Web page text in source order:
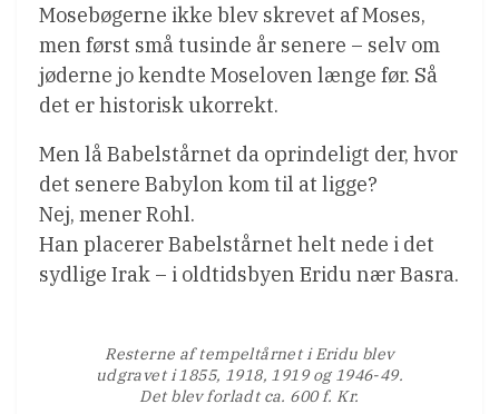
Mosebøgerne ikke blev skrevet af Moses,
men først små tusinde år senere – selv om
jøderne jo kendte Moseloven længe før. Så
det er historisk ukorrekt.
Men lå Babelstårnet da oprindeligt der, hvor
det senere Babylon kom til at ligge?
Nej, mener Rohl.
Han placerer Babelstårnet helt nede i det
sydlige Irak – i oldtidsbyen Eridu nær Basra.
Resterne af tempeltårnet i Eridu blev
udgravet i 1855, 1918, 1919 og 1946-49.
Det blev forladt ca. 600 f. Kr.